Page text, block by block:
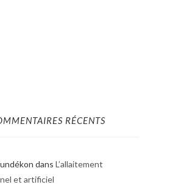
RÉCENTS
dans L’allaitement
et artificiel